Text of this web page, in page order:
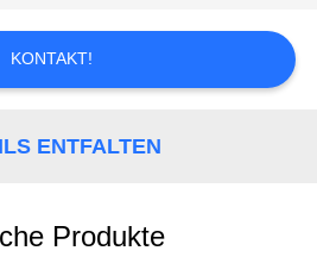
KONTAKT!
ENTFALTEN
Produkte